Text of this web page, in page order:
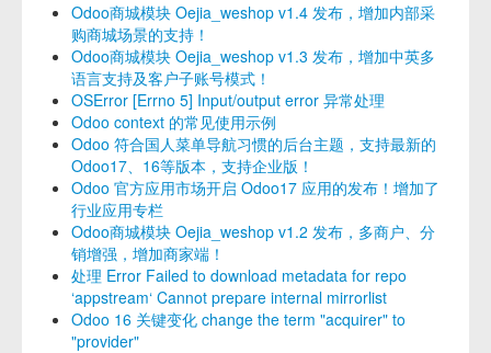
Odoo商城模块 Oejia_weshop v1.4 发布，增加内部采
购商城场景的支持！
Odoo商城模块 Oejia_weshop v1.3 发布，增加中英多
语言支持及客户子账号模式！
OSError [Errno 5] Input/output error 异常处理
Odoo context 的常见使用示例
Odoo 符合国人菜单导航习惯的后台主题，支持最新的
Odoo17、16等版本，支持企业版！
Odoo 官方应用市场开启 Odoo17 应用的发布！增加了
行业应用专栏
Odoo商城模块 Oejia_weshop v1.2 发布，多商户、分
销增强，增加商家端！
处理 Error Failed to download metadata for repo
‘appstream‘ Cannot prepare internal mirrorlist
Odoo 16 关键变化 change the term "acquirer" to
"provider"